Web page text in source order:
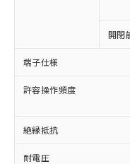
開閉
端子仕様
許容操作頻度
絶縁抵抗
耐電圧
以下の条件を
本サー
商品の
(税抜)を
当社制
本サー
対応予定なし
非含有に非対
調査・確認中
非含有の対応
商品です。
害物質有無と
仕入先様の事
いたものが、
「○」：最大
基準値以下で
「×」：最大
基準値を超え
当社は